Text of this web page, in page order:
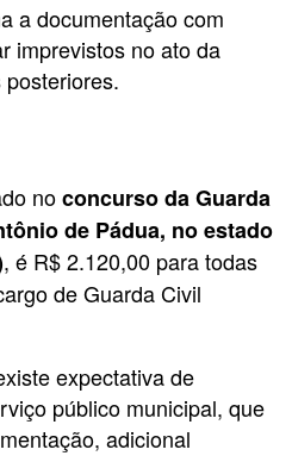
a documentação com
imprevistos no ato da
noconcurso da Guarda
de Pádua, no estado
, é R$ 2.120,00 para todas
de Guarda Civil
expectativa de
público municipal, que
adicional